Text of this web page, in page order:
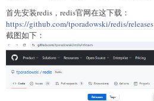
首先安装redis，redis官网在这下载：
https://github.com/tporadowski/redis/releases
截图如下：